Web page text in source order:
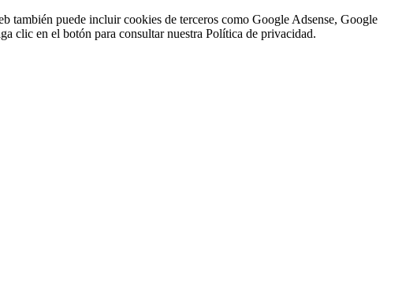
también puede incluir cookies de terceros como Google Adsense, Google
clic en el botón para consultar nuestra Política de privacidad.